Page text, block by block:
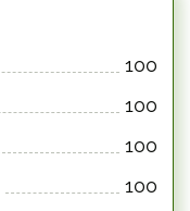
100
100
100
100